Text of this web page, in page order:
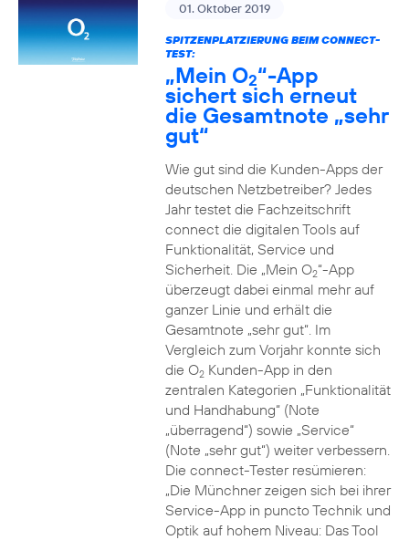
01. Oktober 2019
SPITZENPLATZIERUNG BEIM CONNECT-
TEST:
„Mein O2“-App
sichert sich erneut
die Gesamtnote „sehr
gut“
Wie gut sind die Kunden-Apps der
deutschen Netzbetreiber? Jedes
Jahr testet die Fachzeitschrift
connect die digitalen Tools auf
Funktionalität, Service und
Sicherheit. Die „Mein O2“-App
überzeugt dabei einmal mehr auf
ganzer Linie und erhält die
Gesamtnote „sehr gut“. Im
Vergleich zum Vorjahr konnte sich
die O2Kunden-App in den
zentralen Kategorien „Funktionalität
und Handhabung“ (Note
„überragend“) sowie „Service“
(Note „sehr gut“) weiter verbessern.
Die connect-Tester resümieren:
„Die Münchner zeigen sich bei ihrer
Service-App in puncto Technik und
Optik auf hohem Niveau: Das Tool